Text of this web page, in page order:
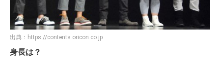
出典： https://contents.oricon.co.jp
身長は？